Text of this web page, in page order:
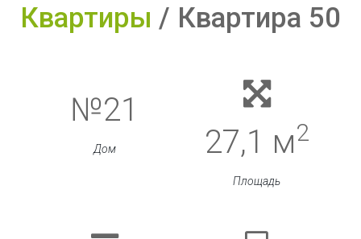
Квартиры Квартира 50
№21
Дом 27,1 м2
Площадь